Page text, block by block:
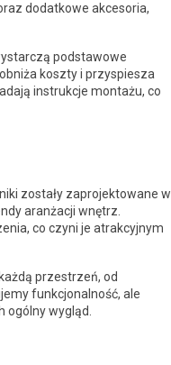
dodatkowe akcesoria,
podstawowe
koszty i przyspiesza
instrukcje montażu, co
zostały zaprojektowane w
aranżacji wnętrz.
co czyni je atrakcyjnym
przestrzeń, od
funkcjonalność, ale
ogólny wygląd.